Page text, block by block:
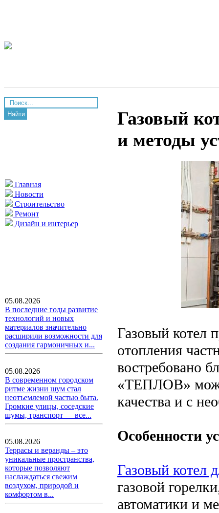
Найти
Главная
Новости
Строительство
Ремонт
Дизайн и интерьер
05.08.2026
В последние годы развитие
технологий и новых
материалов значительно
расширили возможности для
создания гармоничных и...
05.08.2026
В современном городском
ритме жизни шум стал
неотъемлемой частью быта.
Громкие улицы, соседские
шумы, транспорт — все...
05.08.2026
Террасы и веранды – это
уникальные пространства,
которые позволяют
наслаждаться свежим
воздухом, природой и
комфортом в...
Газовый
и методы
Газовый котел
отопления
востребовано
«ТЕПЛОВ»
качества и с
Особенности
Газовый котел
газовой
автоматики и